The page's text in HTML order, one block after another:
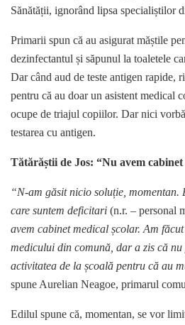
Sănătății, ignorând lipsa specialiștilor
Primarii spun că au asigurat măștile
dezinfectantul și săpunul la toaletele
Dar când aud de teste antigen rapide,
pentru că au doar un asistent medical
ocupe de triajul copiilor. Dar nici
testarea cu antigen.
Tătărăștii de Jos: “Nu avem
“N-am găsit nicio soluție, momentan.
care suntem deficitari (n.r. – personal
avem cabinet medical școlar. Am
medicului din comună, dar a zis că nu
activitatea de la școală pentru că au
spune Aurelian Neagoe, primarul
Edilul spune că, momentan, se vor